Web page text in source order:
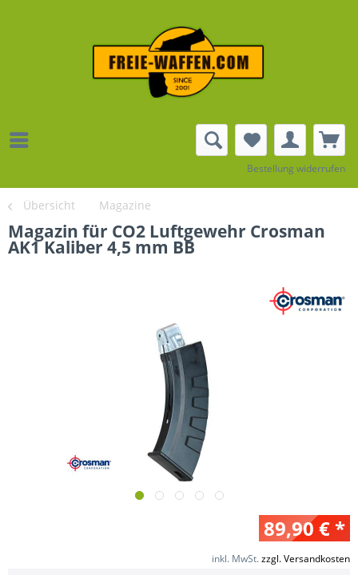
Bestellung widerrufen
Übersicht Magazine
Magazin für CO2 Luftgewehr Crosman
AK1 Kaliber 4,5 mm BB
89,90 € *
inkl. MwSt.zzgl. Versandkosten